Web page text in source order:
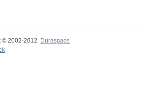
© 2002-2012
Duraspace